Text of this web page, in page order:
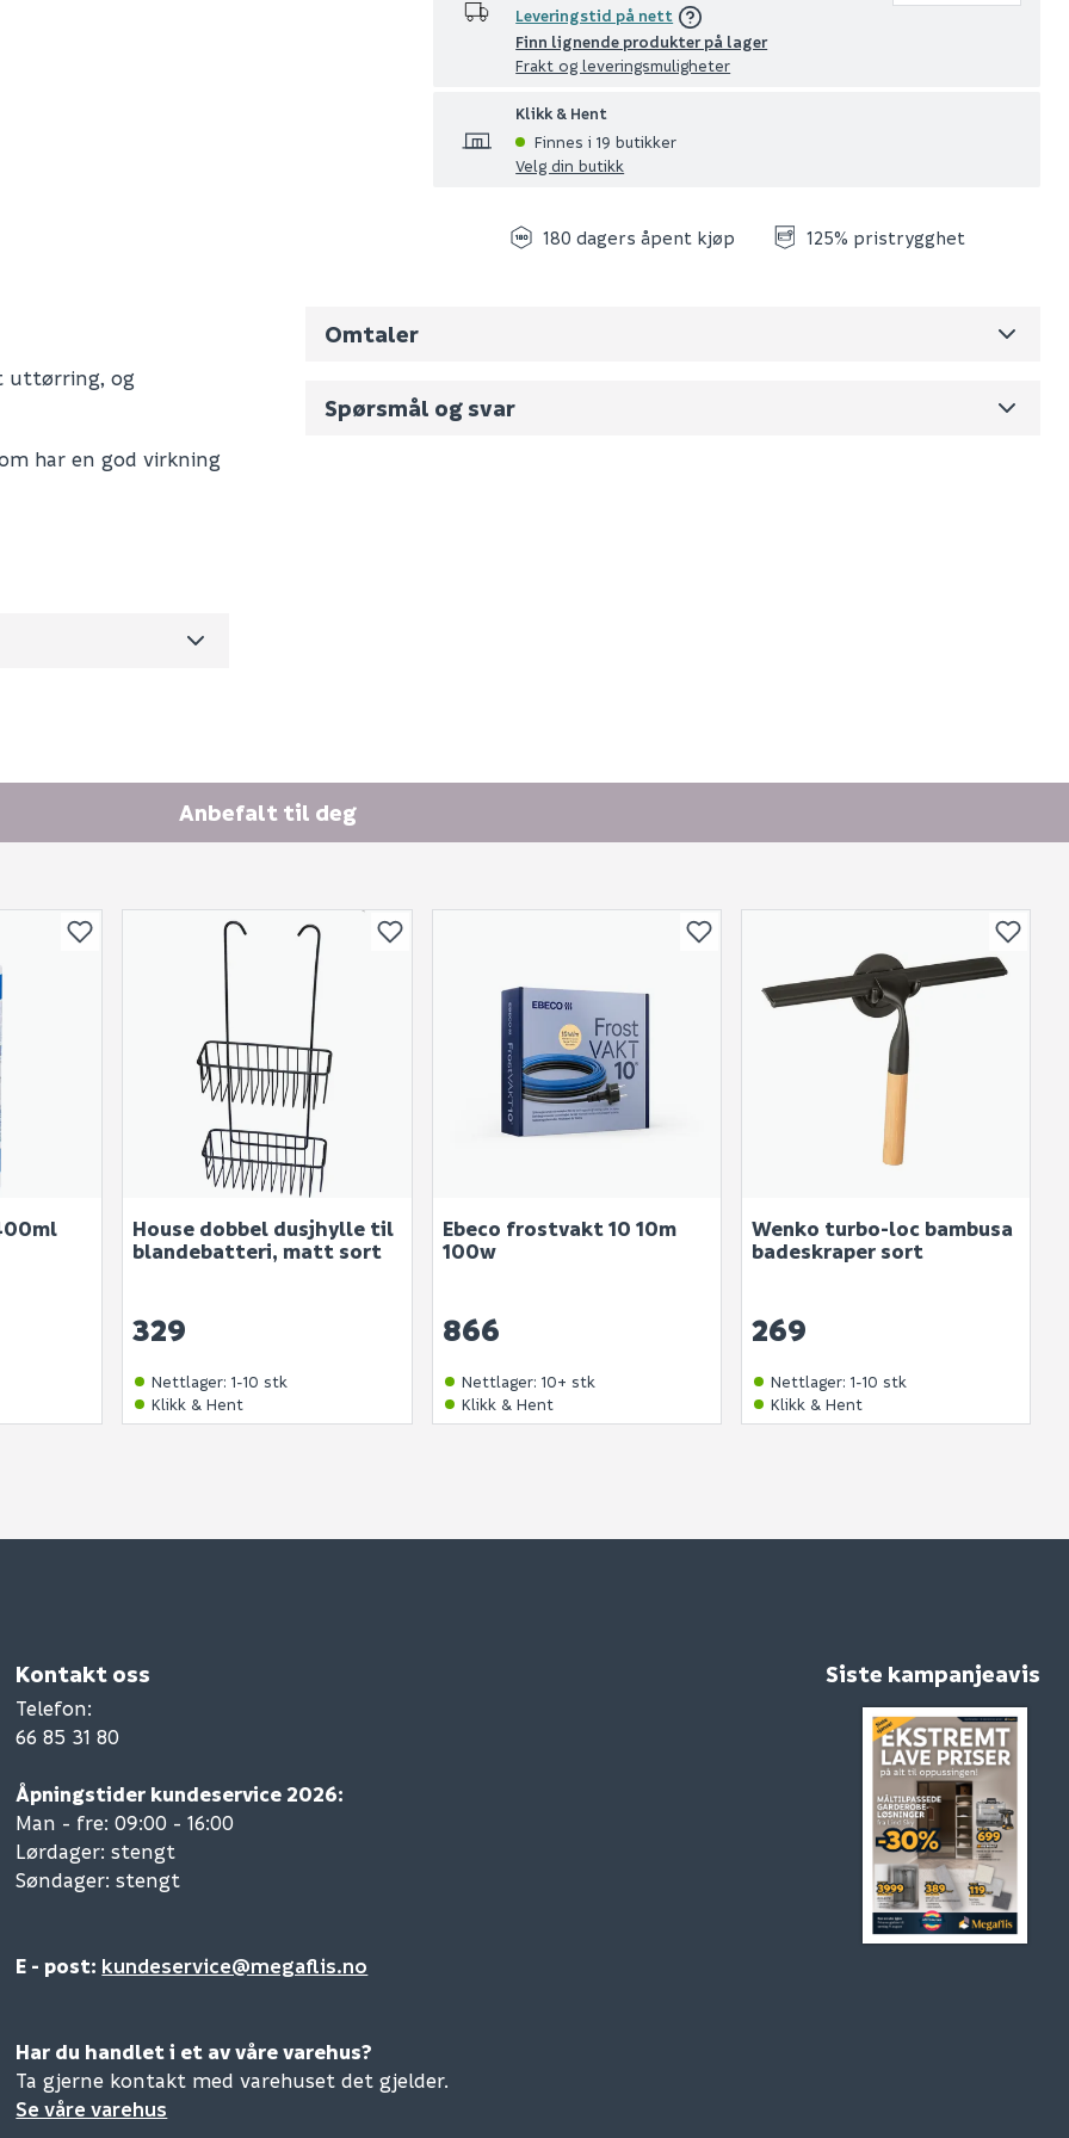
Leveringstid på nett
Finn lignende produkter på lager
Frakt og leveringsmuligheter
Klikk & Hent
Finnes i 19 butikker
Velg din butikk
180 dagers åpent kjøp 125% pristrygghet
uttørring, og
har en god virkning
per salgsforpakning)
Omtaler
Spørsmål og svar
Skjule spørsmålet for andre?
Spørsmålet og svaret vil bli vist her etter at det er besvart.
Ingen spørsmål enda. Bli den første til å stille et spørsmål til dette
produktet.
Anbefalt til deg
House dobbel dusjhylle til
blandebatteri, matt sort
329
Nettlager:1-10 stk
Klikk & Hent
Ebeco frostvakt 10 10m
100w
866
Nettlager: 10+ stk
Klikk & Hent
Wenko turbo-loc bambusa
badeskraper sort
269
Nettlager: 1-10 stk
Klikk & Hent
Kontakt oss
Telefon:
66 85 31 80
Åpningstider kundeservice 2026:
Man - fre: 09:00 - 16:00
Lørdager: stengt
Søndager: stengt
E - post: kundeservice@megaflis.no
Har du handlet i et av våre varehus?
Ta gjerne kontakt med varehuset det gjelder.
Se våre varehus
Siste kampanjeavis